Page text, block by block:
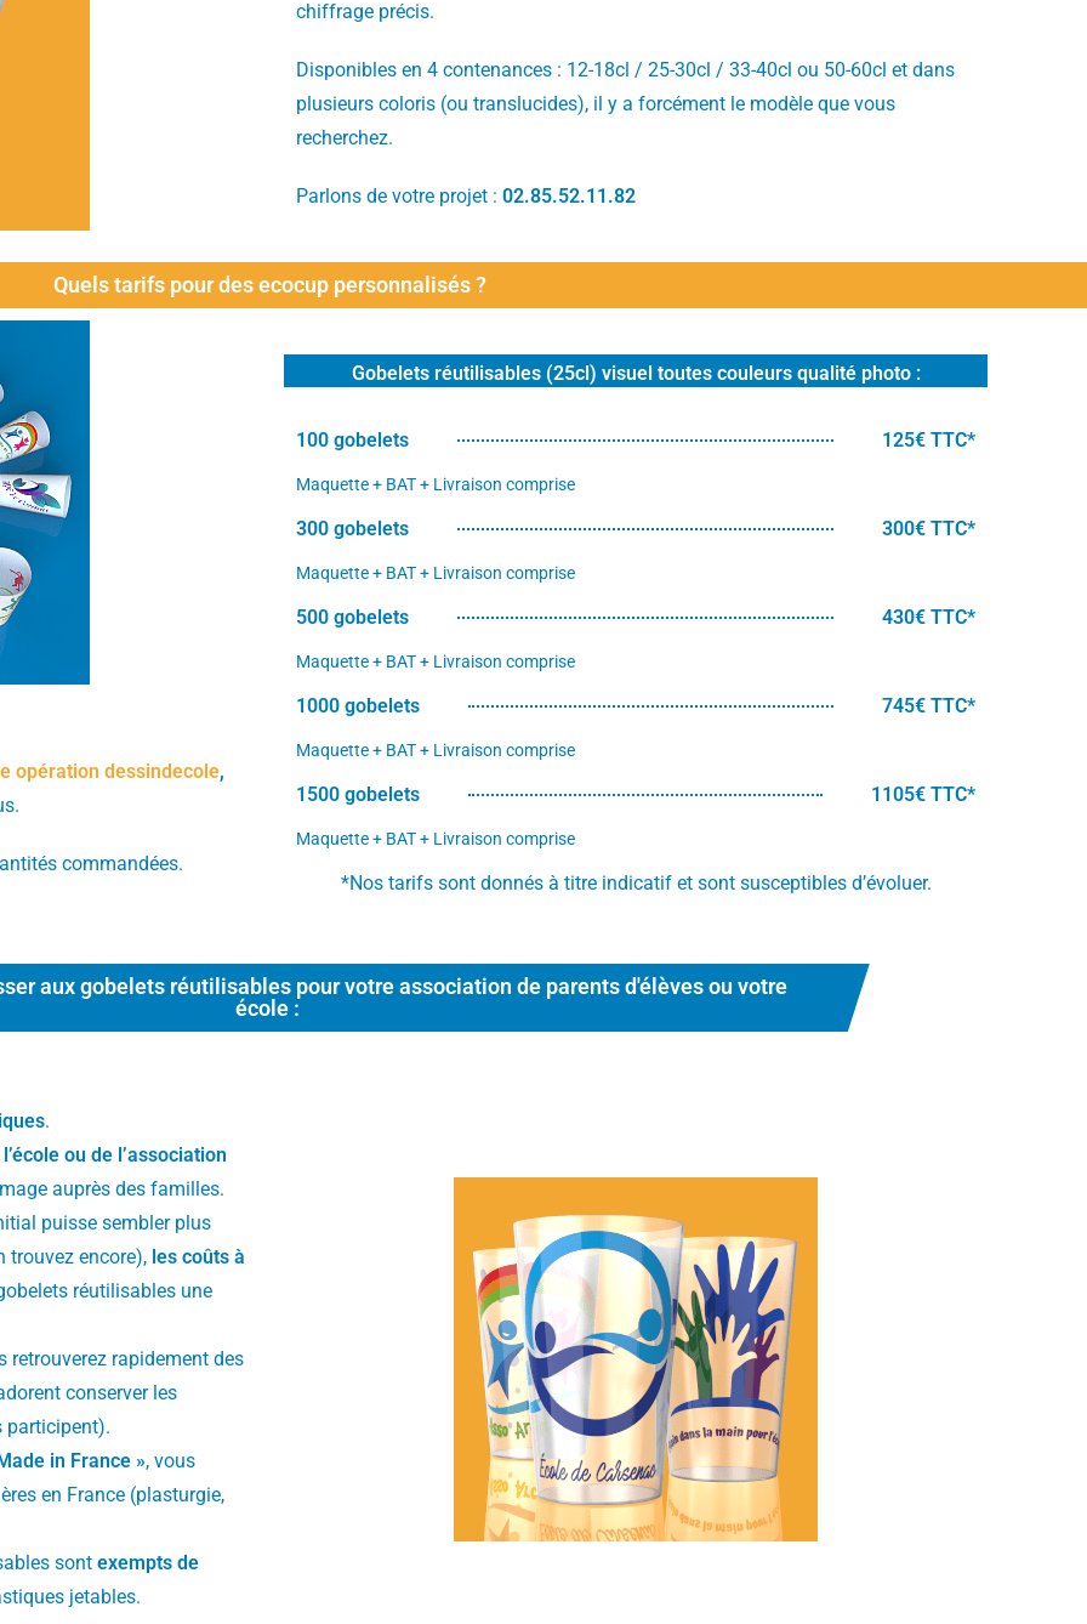
chiffrage précis.
Disponibles en 4 contenances : 12-18cl / 25-30cl / 33-40cl ou 50-60cl et dans
plusieurs coloris (ou translucides), il y a forcément le modèle que vous
recherchez.
Parlons de votre projet : 02.85.52.11.82
Quels tarifs pour des ecocup personnalisés ?
opération dessindecole,
commandées.
Gobelets réutilisables (25cl) visuel toutes couleurs qualité photo :
100 gobelets 125€ TTC*
Maquette + BAT + Livraison comprise
300 gobelets 300€ TTC*
Maquette + BAT + Livraison comprise
500 gobelets 430€ TTC*
Maquette + BAT + Livraison comprise
1000 gobelets 745€ TTC*
Maquette + BAT + Livraison comprise
1500 gobelets 1105€ TTC*
Maquette + BAT + Livraison comprise
*Nos tarifs sont donnés à titre indicatif et sont susceptibles d’évoluer.
aux gobelets réutilisables pour votre association de parents d'élèves ou votre
école :
.
ou de l’association
auprès des familles.
puisse sembler plus
trouvez encore), les coûts à
réutilisables une
retrouverez rapidement des
conserver les
participent).
in France », vous
en France (plasturgie,
sont exempts de
jetables.